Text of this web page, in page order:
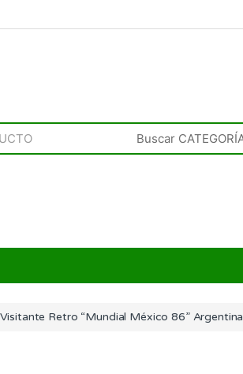
Retro “Mundial México 86” Argentina